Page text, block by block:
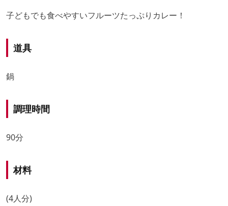
子どもでも食べやすいフルーツたっぷりカレー！
道具
鍋
調理時間
90分
材料
(4人分)